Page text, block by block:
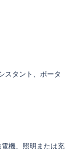
スタント、ポータ
機、照明または充